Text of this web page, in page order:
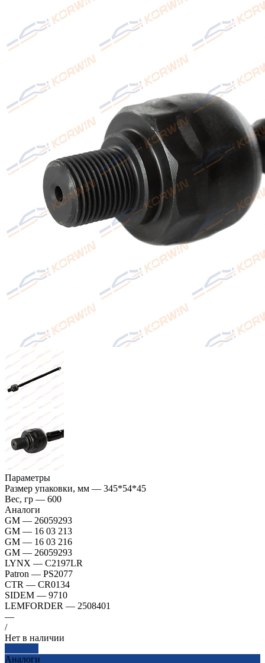
Параметры
Размер упаковки, мм — 345*54*45
Вес, гр — 600
Аналоги
GM — 26059293
GM — 16 03 213
GM — 16 03 216
GM — 26059293
LYNX — C2197LR
Patron — PS2077
CTR — CR0134
SIDEM — 9710
LEMFORDER — 2508401
—
/
Нет в наличии
Аналоги